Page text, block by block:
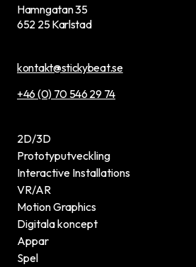
Hamngatan 35
652 25 Karlstad
kontakt@stickybeat.se
+46 (0) 70 546 29 74
2D/3D
Prototyputveckling
Interactive Installations
VR/AR
Motion Graphics
Digitala koncept
Appar
Spel